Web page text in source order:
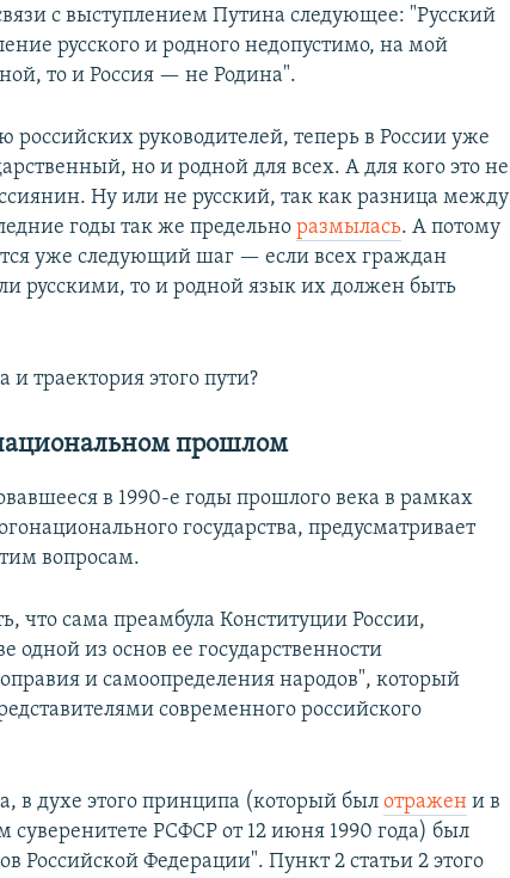
с выступлением Путина следующее: "Русский
русского и родного недопустимо, на мой
то и Россия — не Родина".
руководителей, теперь в России уже
но и родной для всех. А для кого это не
Ну или не русский, так как разница между
годы так же предельноразмылась. А потому
уже следующий шаг — если всех граждан
русскими, то и родной язык их должен быть
траектория этого пути?
прошлом
в 1990-е годы прошлого века в рамках
государства, предусматривает
вопросам.
что сама преамбула Конституции России,
одной из основ ее государственности
и самоопределения народов", который
современного российского
в духе этого принципа (который былотражен и в
суверенитете РСФСР от 12 июня 1990 года) был
Российской Федерации". Пункт 2 статьи 2 этого